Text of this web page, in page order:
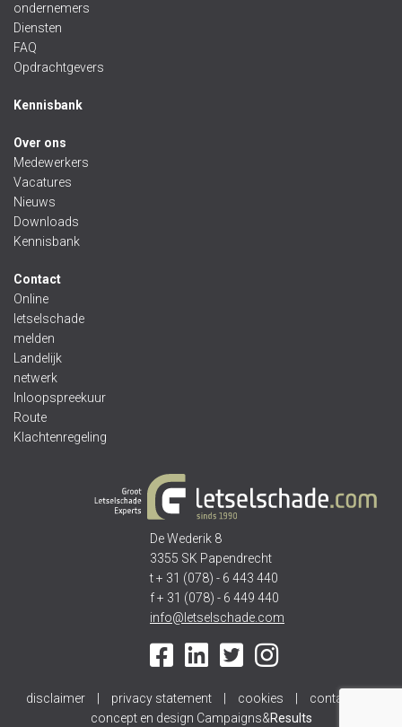
ondernemers
Diensten
FAQ
Opdrachtgevers
Kennisbank
Over ons
Medewerkers
Vacatures
Nieuws
Downloads
Kennisbank
Contact
Online
letselschade
melden
Landelijk
netwerk
Inloopspreekuur
Route
Klachtenregeling
De Wederik 8
3355 SK Papendrecht
t + 31 (078) - 6 443 440
f + 31 (078) - 6 449 440
info@letselschade.com
disclaimer privacy statement cookies contact
concept en design Campaigns&Results